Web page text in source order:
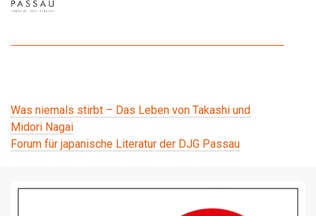
Beitragsnavigation
Was niemals stirbt – Das Leben von Takashi und
Midori Nagai
Forum für japanische Literatur der DJG Passau